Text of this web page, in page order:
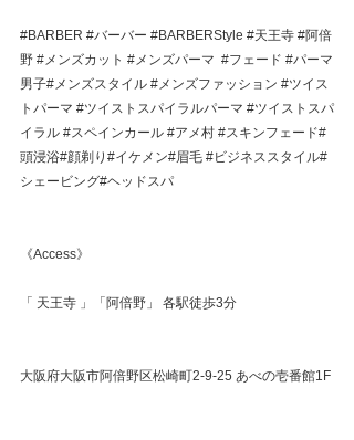
#BARBER #バーバー #BARBERStyle #天王寺 #阿倍
野 #メンズカット #メンズパーマ #フェード #パーマ
男子#メンズスタイル #メンズファッション #ツイス
トパーマ #ツイストスパイラルパーマ #ツイストスパ
イラル #スペインカール #アメ村 #スキンフェード#
頭浸浴#顔剃り#イケメン#眉毛 #ビジネススタイル#
シェービング#ヘッドスパ
《Access》
「 天王寺 」「阿倍野」 各駅徒歩3分
大阪府大阪市阿倍野区松崎町2-9-25 あべの壱番館1F